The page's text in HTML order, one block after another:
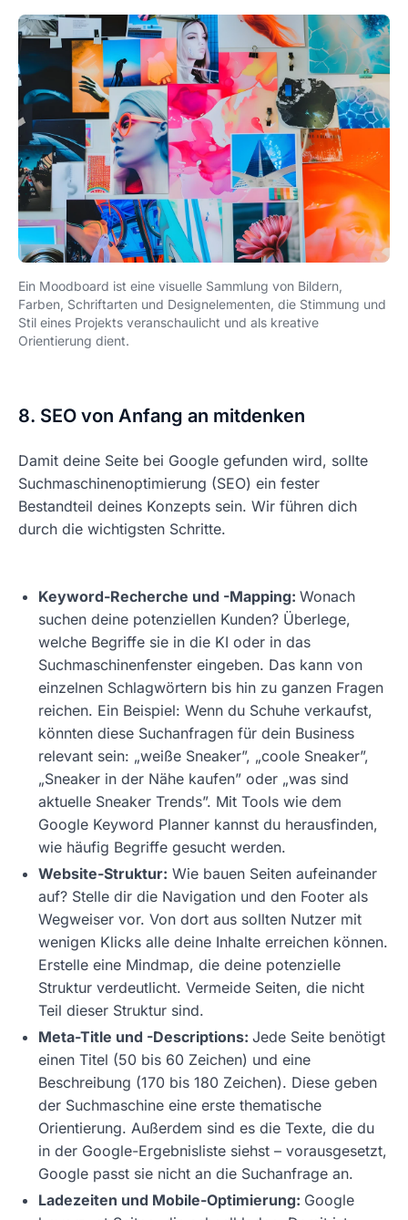
Ein Moodboard ist eine visuelle Sammlung von Bildern,
Farben, Schriftarten und Designelementen, die Stimmung und
Stil eines Projekts veranschaulicht und als kreative
Orientierung dient.
8. SEO von Anfang an mitdenken
Damit deine Seite bei Google gefunden wird, sollte
Suchmaschinenoptimierung (SEO) ein fester
Bestandteil deines Konzepts sein. Wir führen dich
durch die wichtigsten Schritte.
Keyword-Recherche und -Mapping: Wonach
suchen deine potenziellen Kunden? Überlege,
welche Begriffe sie in die KI oder in das
Suchmaschinenfenster eingeben. Das kann von
einzelnen Schlagwörtern bis hin zu ganzen Fragen
reichen. Ein Beispiel: Wenn du Schuhe verkaufst,
könnten diese Suchanfragen für dein Business
relevant sein: „weiße Sneaker”, „coole Sneaker”,
„Sneaker in der Nähe kaufen” oder „was sind
aktuelle Sneaker Trends”. Mit Tools wie dem
Google Keyword Planner kannst du herausfinden,
wie häufig Begriffe gesucht werden.
Website-Struktur: Wie bauen Seiten aufeinander
auf? Stelle dir die Navigation und den Footer als
Wegweiser vor. Von dort aus sollten Nutzer mit
wenigen Klicks alle deine Inhalte erreichen können.
Erstelle eine Mindmap, die deine potenzielle
Struktur verdeutlicht. Vermeide Seiten, die nicht
Teil dieser Struktur sind.
Meta-Title und -Descriptions: Jede Seite benötigt
einen Titel (50 bis 60 Zeichen) und eine
Beschreibung (170 bis 180 Zeichen). Diese geben
der Suchmaschine eine erste thematische
Orientierung. Außerdem sind es die Texte, die du
in der Google-Ergebnisliste siehst – vorausgesetzt,
Google passt sie nicht an die Suchanfrage an.
Ladezeiten und Mobile-Optimierung: Google